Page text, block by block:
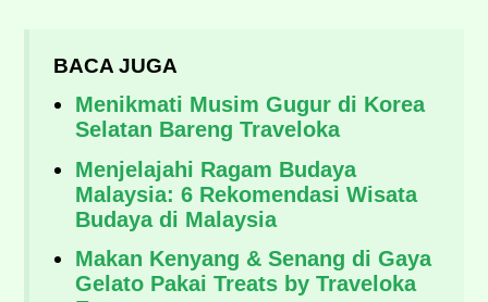
BACA JUGA
Menikmati Musim Gugur di Korea
Selatan Bareng Traveloka
Menjelajahi Ragam Budaya
Malaysia: 6 Rekomendasi Wisata
Budaya di Malaysia
Makan Kenyang & Senang di Gaya
Gelato Pakai Treats by Traveloka